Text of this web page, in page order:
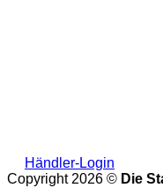
Händler-Login
Copyright 2026 © Die